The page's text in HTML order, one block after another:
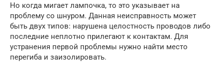
Но когда мигает лампочка, то это указывает на
проблему со шнуром. Данная неисправность может
быть двух типов: нарушена целостность проводов либо
последние неплотно прилегают к контактам. Для
устранения первой проблемы нужно найти место
перегиба и заизолировать.